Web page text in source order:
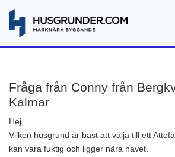
Fråga från Conny från
Kalmar
Hej,
Vilken husgrund är bäst att välja till ett
kan vara fuktig och ligger nära havet.